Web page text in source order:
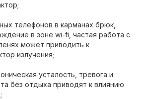
телефонов в карманах брюк,
в зоне wi-fi, частая работа с
может приводить к
излучения;
усталость, тревога и
без отдыха приводят к влиянию